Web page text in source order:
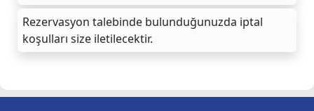
Rezervasyon talebinde bulunduğunuzda iptal
koşulları size iletilecektir.